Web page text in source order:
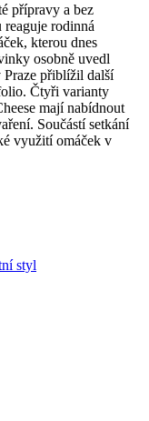
přípravy a bez
rodinná
kterou dnes
osobně uvedl
Praze přiblížil další
Čtyři varianty
mají nabídnout
Součástí setkání
využití omáček v